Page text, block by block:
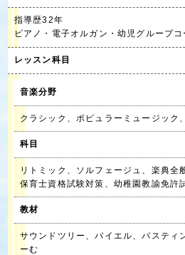
指導歴32年
ピアノ・電子オルガン・幼児グループ
レッスン科目
音楽分野
クラシック、ポピュラーミュージック
科目
リトミック、ソルフェージュ、楽典全
保育士資格試験対策、幼稚園教諭免許
教材
サウンドツリー、バイエル、バスティ
ーむ